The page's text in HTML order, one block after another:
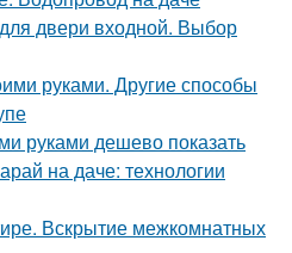
двери входной. Выбор
руками. Другие способы
руками дешево показать
на даче: технологии
Вскрытие межкомнатных